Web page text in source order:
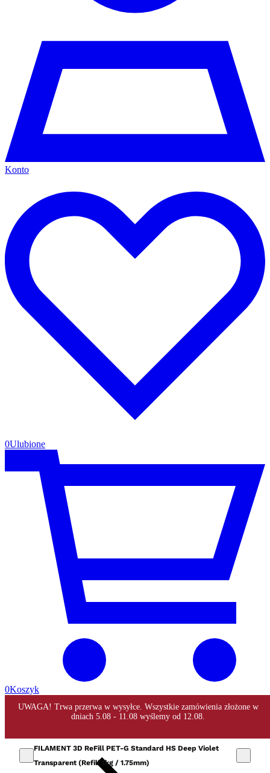
Konto
0Ulubione
0Koszyk
FILAMENT 3D ReFill PET-G Standard HS Deep Violet
Transparent (Refill 1kg / 1.75mm)